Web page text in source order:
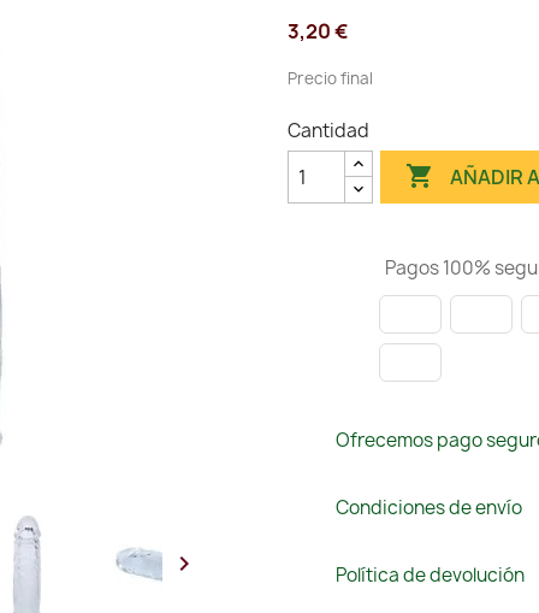

3,20 €
Precio final
Cantidad
 AÑADIR
Pagos 100%
Ofrecemos pago
Condiciones de envío
Política de devolución